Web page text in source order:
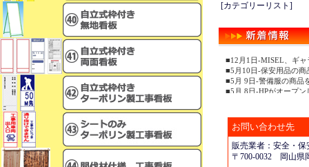
[カテゴリーリスト]
■12月1日-MISEL、ギ
■5月10日-保安用品の商
■5月 9日-警備服の商品
■5月 8日-HPがオープン
お問い合わせ先
販売業者：安全・保
〒700-0032 岡山県